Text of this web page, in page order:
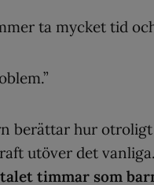
ta mycket tid
berättar hur
utöver det vanliga.
timmar som